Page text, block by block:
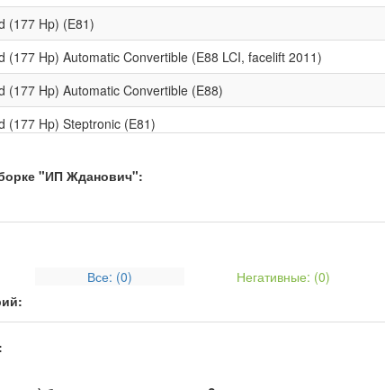
(177 Hp) (E81)
(177 Hp) Automatic Convertible (E88 LCI, facelift 2011)
(177 Hp) Automatic Convertible (E88)
(177 Hp) Steptronic (E81)
(184 Hp) xDrive (F21)
(190 Hp) Steptronic (F21 LCI, facelift 2015)
"ИП Жданович":
Все: (0) Негативные: (0)